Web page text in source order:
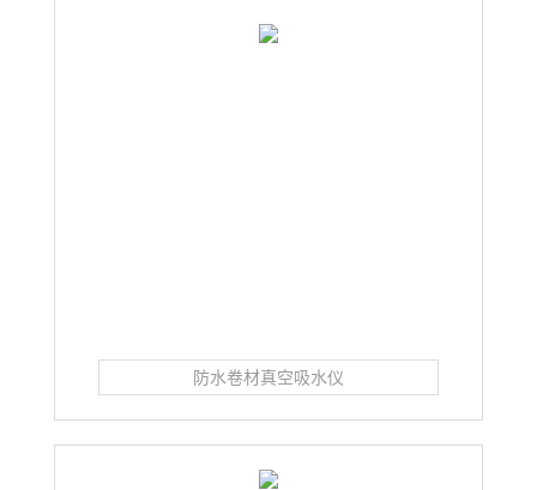
防水卷材真空吸水仪